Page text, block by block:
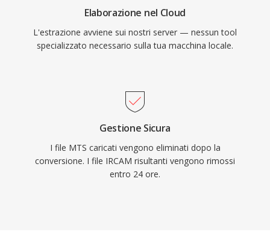
Elaborazione nel Cloud
L'estrazione avviene sui nostri server — nessun tool
specializzato necessario sulla tua macchina locale.
Gestione Sicura
I file MTS caricati vengono eliminati dopo la
conversione. I file IRCAM risultanti vengono rimossi
entro 24 ore.